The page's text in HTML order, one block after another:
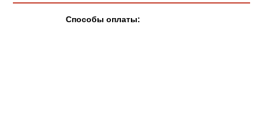
Способы оплаты: